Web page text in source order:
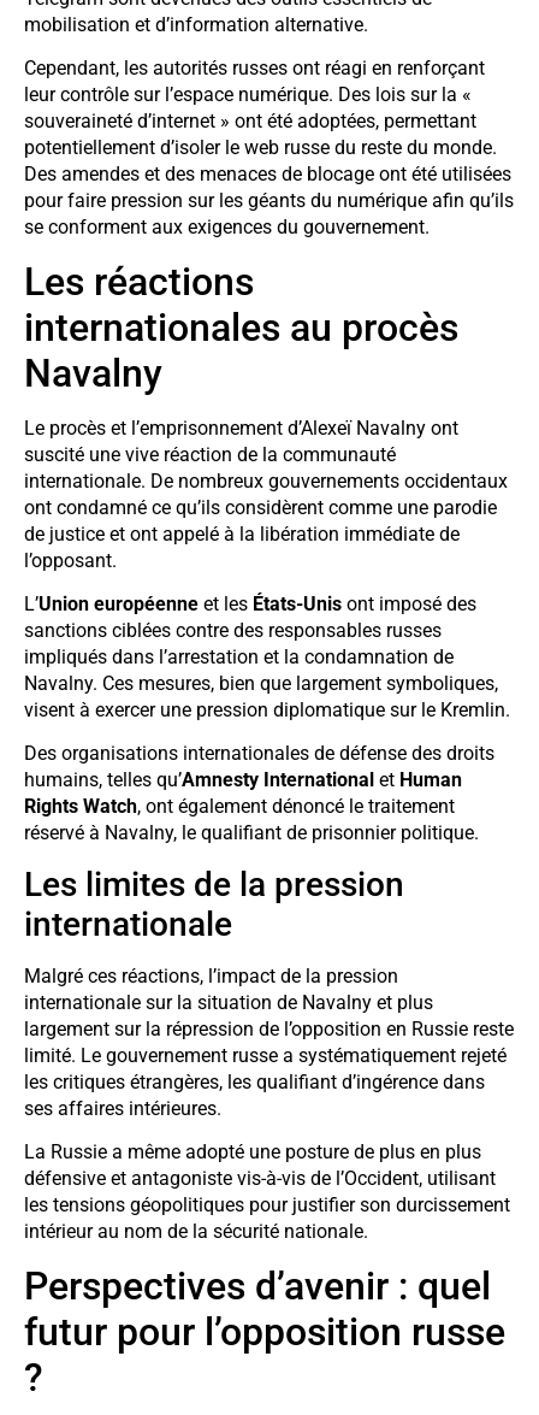
mobilisation et d’information alternative.
Cependant, les autorités russes ont réagi en renforçant
leur contrôle sur l’espace numérique. Des lois sur la «
souveraineté d’internet » ont été adoptées, permettant
potentiellement d’isoler le web russe du reste du monde.
Des amendes et des menaces de blocage ont été utilisées
pour faire pression sur les géants du numérique afin qu’ils
se conforment aux exigences du gouvernement.
Les réactions
internationales au procès
Navalny
Le procès et l’emprisonnement d’Alexeï Navalny ont
suscité une vive réaction de la communauté
internationale. De nombreux gouvernements occidentaux
ont condamné ce qu’ils considèrent comme une parodie
de justice et ont appelé à la libération immédiate de
l’opposant.
L’Union européenne et les États-Unis ont imposé des
sanctions ciblées contre des responsables russes
impliqués dans l’arrestation et la condamnation de
Navalny. Ces mesures, bien que largement symboliques,
visent à exercer une pression diplomatique sur le Kremlin.
Des organisations internationales de défense des droits
humains, telles qu’Amnesty International et Human
Rights Watch, ont également dénoncé le traitement
réservé à Navalny, le qualifiant de prisonnier politique.
Les limites de la pression
internationale
Malgré ces réactions, l’impact de la pression
internationale sur la situation de Navalny et plus
largement sur la répression de l’opposition en Russie reste
limité. Le gouvernement russe a systématiquement rejeté
les critiques étrangères, les qualifiant d’ingérence dans
ses affaires intérieures.
La Russie a même adopté une posture de plus en plus
défensive et antagoniste vis-à-vis de l’Occident, utilisant
les tensions géopolitiques pour justifier son durcissement
intérieur au nom de la sécurité nationale.
Perspectives d’avenir : quel
futur pour l’opposition russe
?